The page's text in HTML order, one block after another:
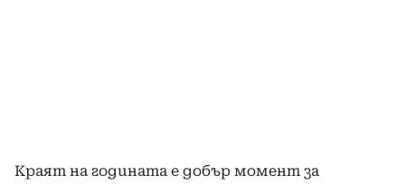
Краят на годината е добър момент за